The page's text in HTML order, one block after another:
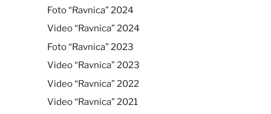
Foto “Ravnica” 2024
Video “Ravnica” 2024
Foto “Ravnica” 2023
Video “Ravnica” 2023
Video “Ravnica” 2022
Video “Ravnica” 2021